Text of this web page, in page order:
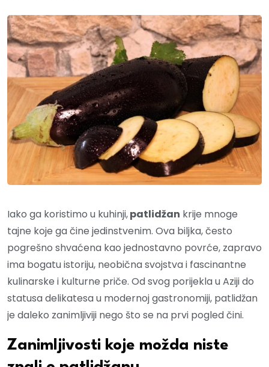
Iako ga koristimo u kuhinji,patlidžan krije mnoge
tajne koje ga čine jedinstvenim. Ova biljka, često
pogrešno shvaćena kao jednostavno povrće, zapravo
ima bogatu istoriju, neobična svojstva i fascinantne
kulinarske i kulturne priče. Od svog porijekla u Aziji do
statusa delikatesa u modernoj gastronomiji, patlidžan
je daleko zanimljiviji nego što se na prvi pogled čini.
Zanimljivosti koje možda niste